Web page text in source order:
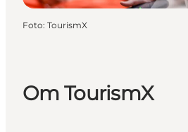
Foto: TourismX
Om TourismX